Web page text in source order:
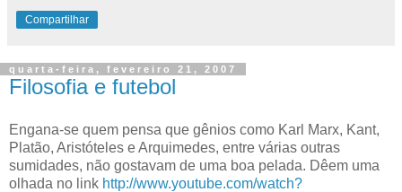
Compartilhar
quarta-feira, fevereiro 21, 2007
Filosofia e futebol
Engana-se quem pensa que gênios como Karl Marx, Kant,
Platão, Aristóteles e Arquimedes, entre várias outras
sumidades, não gostavam de uma boa pelada. Dêem uma
olhada no link http://www.youtube.com/watch?